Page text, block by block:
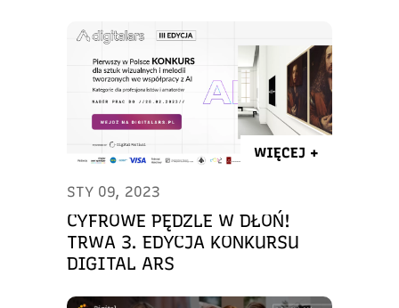
WIĘCEJ +
STY 09, 2023
CYFROWE PĘDZLE W DŁOŃ!
TRWA 3. EDYCJA KONKURSU
DIGITAL ARS